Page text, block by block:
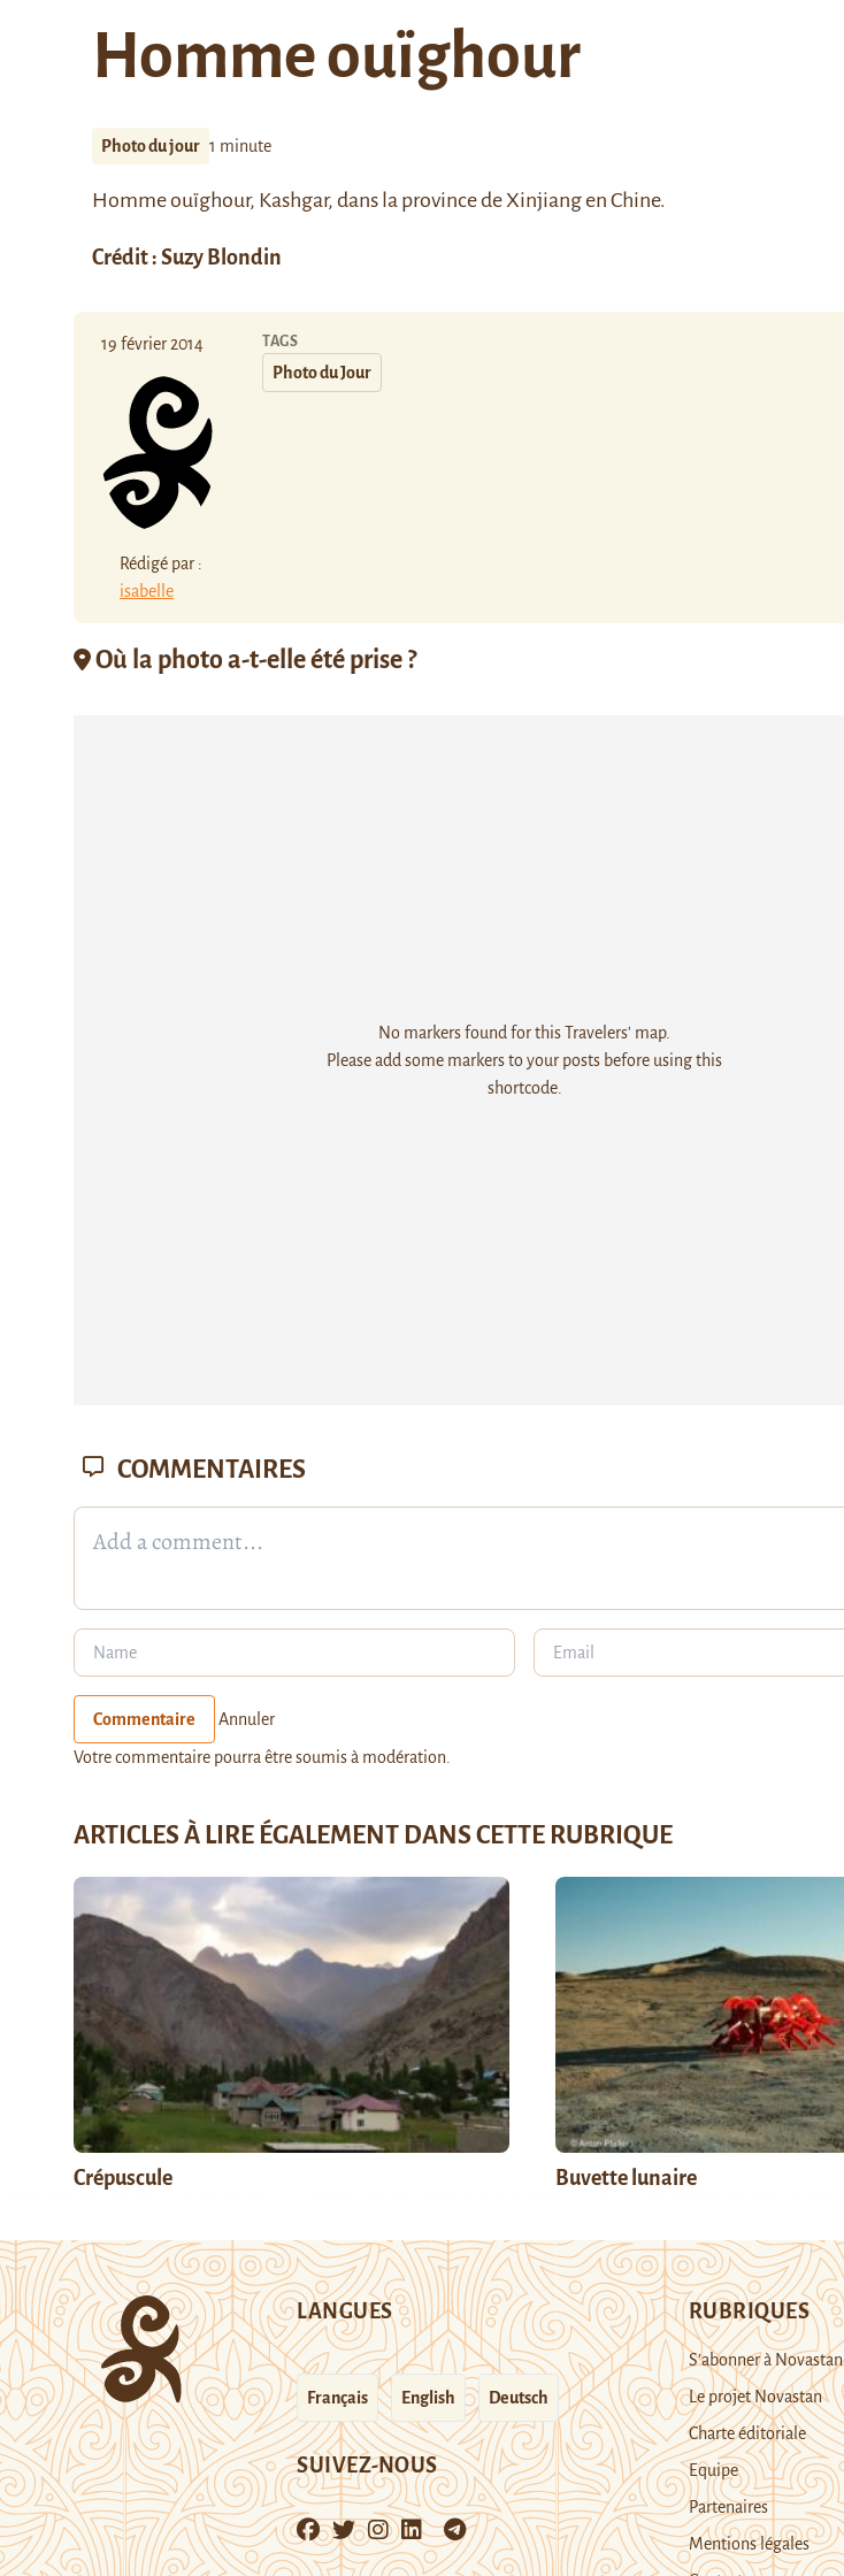
Homme ouïghour
Photo du jour 1 minute
Homme ouïghour, Kashgar, dans la province de Xinjiang en Chine.
Crédit : Suzy Blondin
19 février 2014
Rédigé par :
isabelle
TAGS
Photo du Jour
Où la photo a-t-elle été prise ?
No markers found for this Travelers' map.
Please add some markers to your posts before using this
shortcode.
COMMENTAIRES
Commentaire Annuler
Votre commentaire pourra être soumis à modération.
ARTICLES À LIRE ÉGALEMENT DANS CETTE RUBRIQUE
Crépuscule Buvette lunaire
LANGUES
Français English Deutsch
SUIVEZ-NOUS
RUBRIQUES
S’abonner à Novastan
Le projet Novastan
Charte éditoriale
Equipe
Partenaires
Mentions légales